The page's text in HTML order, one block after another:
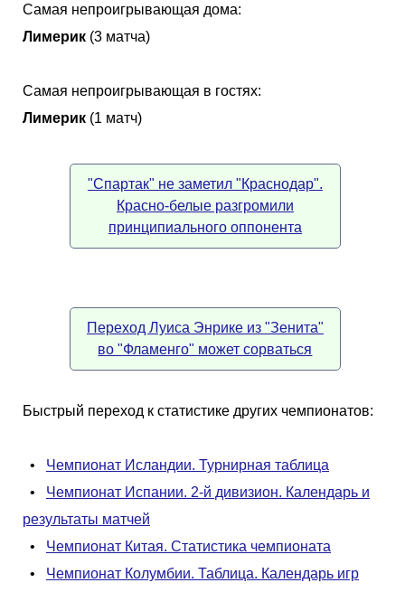
Самая непроигрывающая дома:
Лимерик (3 матча)
Самая непроигрывающая в гостях:
Лимерик (1 матч)
"Спартак" не заметил "Краснодар".
Красно-белые разгромили
принципиального оппонента
Переход Луиса Энрике из "Зенита"
во "Фламенго" может сорваться
Быстрый переход к статистике других чемпионатов:
• Чемпионат Исландии. Турнирная таблица
• Чемпионат Испании. 2-й дивизион. Календарь и
результаты матчей
• Чемпионат Китая. Статистика чемпионата
• Чемпионат Колумбии. Таблица. Календарь игр